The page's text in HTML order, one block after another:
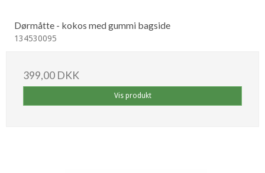
Dørmåtte - kokos med gummi bagside
134530095
399,00 DKK
Vis produkt